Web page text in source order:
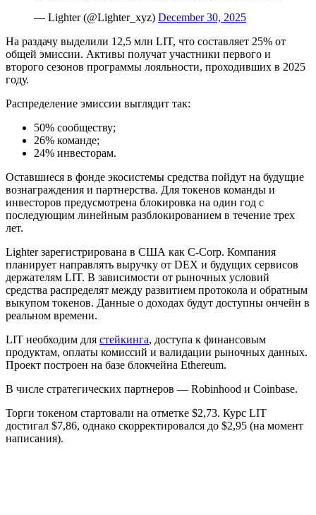
— Lighter (@Lighter_xyz) December 30, 2025
На раздачу выделили 12,5 млн LIT, что составляет 25% от
общей эмиссии. Активы получат участники первого и
второго сезонов программы лояльности, проходивших в 2025
году.
Распределение эмиссии выглядит так:
50% сообществу;
26% команде;
24% инвесторам.
Оставшиеся в фонде экосистемы средства пойдут на будущие
вознаграждения и партнерства. Для токенов команды и
инвесторов предусмотрена блокировка на один год с
последующим линейным разблокированием в течение трех
лет.
Lighter зарегистрирована в США как C-Corp. Компания
планирует направлять выручку от DEX и будущих сервисов
держателям LIT. В зависимости от рыночных условий
средства распределят между развитием протокола и обратным
выкупом токенов. Данные о доходах будут доступны ончейн в
реальном времени.
LIT необходим для стейкинга, доступа к финансовым
продуктам, оплаты комиссий и валидации рыночных данных.
Проект построен на базе блокчейна Ethereum.
В числе стратегических партнеров — Robinhood и Coinbase.
Торги токеном стартовали на отметке $2,73. Курс LIT
достигал $7,86, однако скорректировался до $2,95 (на момент
написания).